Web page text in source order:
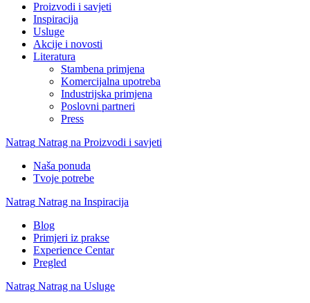
Proizvodi i savjeti
Inspiracija
Usluge
Akcije i novosti
Literatura
Stambena primjena
Komercijalna upotreba
Industrijska primjena
Poslovni partneri
Press
Natrag Natrag na Proizvodi i savjeti
Naša ponuda
Tvoje potrebe
Natrag Natrag na Inspiracija
Blog
Primjeri iz prakse
Experience Centar
Pregled
Natrag Natrag na Usluge